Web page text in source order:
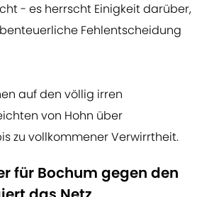
- es herrscht Einigkeit darüber,
Fehlentscheidung
auf den völlig irren
von Hohn über
zu vollkommener Verwirrtheit.
für Bochum gegen den